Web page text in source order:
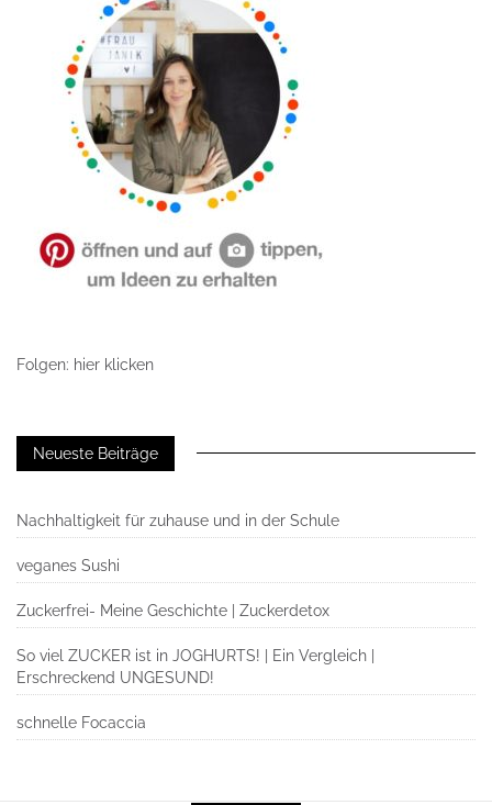
Folgen: hier klicken
Neueste Beiträge
Nachhaltigkeit für zuhause und in der Schule
veganes Sushi
Zuckerfrei- Meine Geschichte | Zuckerdetox
So viel ZUCKER ist in JOGHURTS! | Ein Vergleich |
Erschreckend UNGESUND!
schnelle Focaccia